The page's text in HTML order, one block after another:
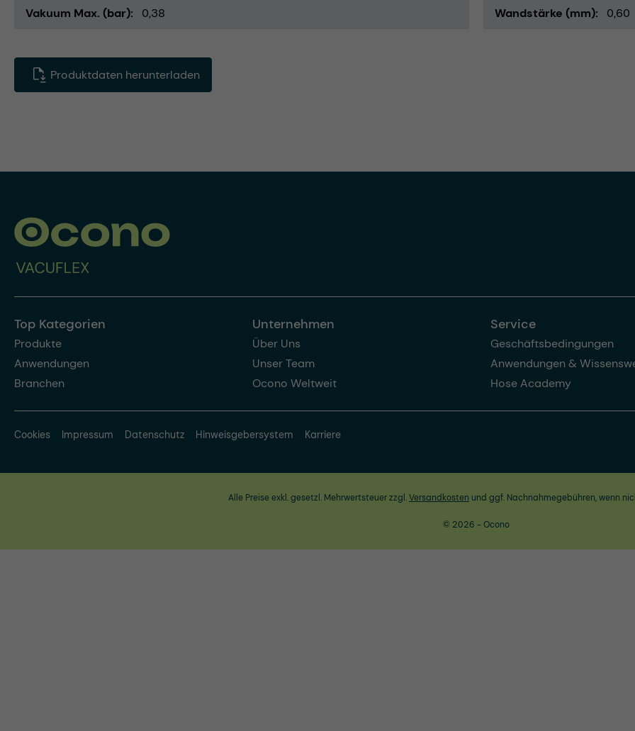
Vakuum Max. (bar) 0,38 Wandstärke (mm) 0,60
Produktdaten herunterladen
Top Kategorien
Produkte
Anwendungen
Branchen
Unternehmen
Über Uns
Unser Team
Ocono Weltweit
Service
Geschäftsbedingungen
Anwendungen &
Hose Academy
Cookies Impressum Datenschutz Hinweisgebersystem Karriere
Alle Preise exkl. gesetzl. Mehrwertsteuer zzgl.Versandkosten und ggf. Nachnahmegebühren, wenn
© 2026 - Ocono